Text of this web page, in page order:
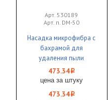
Арт. 530189
Арт. п. DM-50
Насадка микрофибра с
бахрамой для
удаления пыли
473.34i
цена за штуку
473.34i